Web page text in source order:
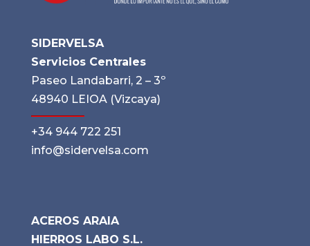
SIDERVELSA
Servicios Centrales
Paseo Landabarri, 2 – 3º
48940 LEIOA (Vizcaya)
+34 944 722 251
info@sidervelsa.com
ACEROS ARAIA
HIERROS LABO S.L.